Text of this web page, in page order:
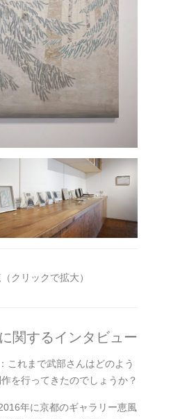
（クリックで拡大）
関するインタビュー
これまで武部さんはどのよう
を行ってきたのでしょうか？
年に京都のギャラリー恵風